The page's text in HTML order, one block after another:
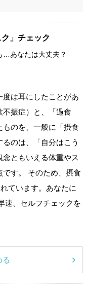
」チェック
…あなたは大丈夫？
度は耳にしたことがあ
不振症）と、「過食
のを、一般に「摂食
のは、「自分はこう
ともいえる体重やス
す。 そのため、摂食
ています。あなたに
速、セルフチェックを
る